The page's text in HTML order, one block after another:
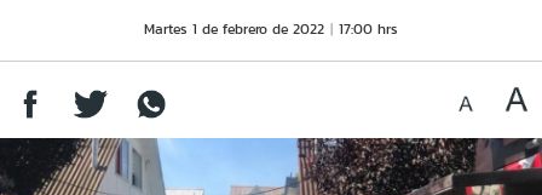
Martes 1 de febrero de 2022 17:00 hrs